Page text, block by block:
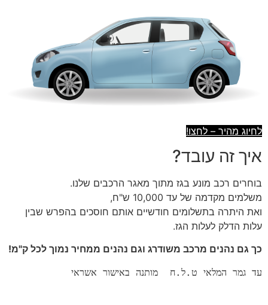
לחיוג מהיר – לחצו!
איך זה עובד?
בוחרים רכב מונע בגז מתוך מאגר הרכבים שלנו.
משלמים מקדמה של עד 10,000 ש"ח,
ואת היתרה בתשלומים חודשיים אותם חוסכים בהפרש שבין
עלות הדלק לעלות הגז.
כך גם נהנים מרכב משודרג וגם נהנים ממחיר נמוך לכל ק"מ!
עד גמר המלאי ט.ל.ח  מותנה באישור אשראי